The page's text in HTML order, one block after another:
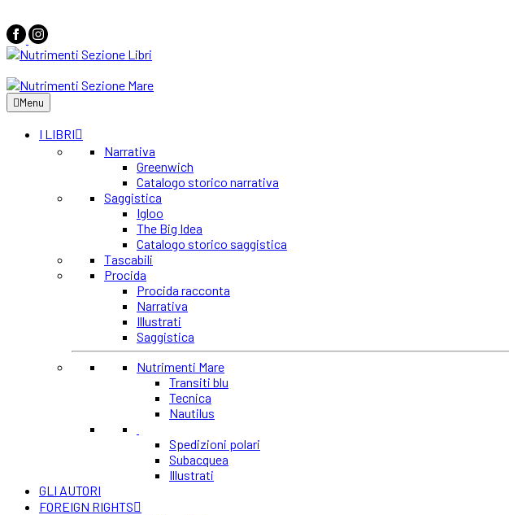
Menu
I LIBRI
Narrativa
Greenwich
Catalogo storico narrativa
Saggistica
Igloo
The Big Idea
Catalogo storico saggistica
Tascabili
Procida
Procida racconta
Narrativa
Illustrati
Saggistica
Nutrimenti Mare
Transiti blu
Tecnica
Nautilus
Spedizioni polari
Subacquea
Illustrati
GLI AUTORI
FOREIGN RIGHTS